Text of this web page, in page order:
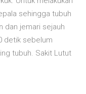
sehingga tubuh
dan jemari sejauh
detik sebelum
tubuh. Sakit Lutut